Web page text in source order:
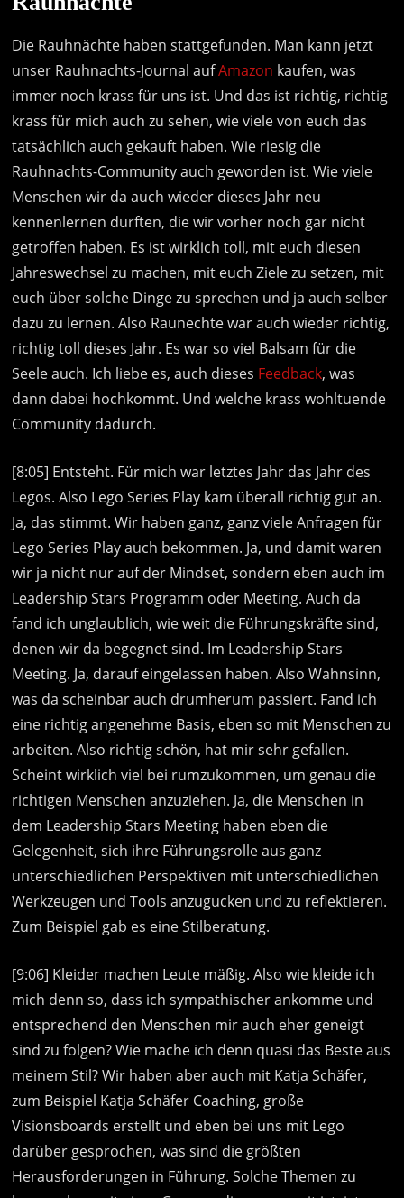
Die Rauhnächte haben stattgefunden. Man kann jetzt
unser Rauhnachts-Journal aufAmazon kaufen, was
immer noch krass für uns ist. Und das ist richtig, richtig
krass für mich auch zu sehen, wie viele von euch das
tatsächlich auch gekauft haben. Wie riesig die
Rauhnachts-Community auch geworden ist. Wie viele
Menschen wir da auch wieder dieses Jahr neu
kennenlernen durften, die wir vorher noch gar nicht
getroffen haben. Es ist wirklich toll, mit euch diesen
Jahreswechsel zu machen, mit euch Ziele zu setzen, mit
euch über solche Dinge zu sprechen und ja auch selber
dazu zu lernen. Also Raunechte war auch wieder richtig,
richtig toll dieses Jahr. Es war so viel Balsam für die
Seele auch. Ich liebe es, auch dieses Feedback, was
dann dabei hochkommt. Und welche krass wohltuende
Community dadurch.
[8:05] Entsteht. Für mich war letztes Jahr das Jahr des
Legos. Also Lego Series Play kam überall richtig gut an.
Ja, das stimmt. Wir haben ganz, ganz viele Anfragen für
Lego Series Play auch bekommen. Ja, und damit waren
wir ja nicht nur auf der Mindset, sondern eben auch im
Leadership Stars Programm oder Meeting. Auch da
fand ich unglaublich, wie weit die Führungskräfte sind,
denen wir da begegnet sind. Im Leadership Stars
Meeting. Ja, darauf eingelassen haben. Also Wahnsinn,
was da scheinbar auch drumherum passiert. Fand ich
eine richtig angenehme Basis, eben so mit Menschen zu
arbeiten. Also richtig schön, hat mir sehr gefallen.
Scheint wirklich viel bei rumzukommen, um genau die
richtigen Menschen anzuziehen. Ja, die Menschen in
dem Leadership Stars Meeting haben eben die
Gelegenheit, sich ihre Führungsrolle aus ganz
unterschiedlichen Perspektiven mit unterschiedlichen
Werkzeugen und Tools anzugucken und zu reflektieren.
Zum Beispiel gab es eine Stilberatung.
[9:06] Kleider machen Leute mäßig. Also wie kleide ich
mich denn so, dass ich sympathischer ankomme und
entsprechend den Menschen mir auch eher geneigt
sind zu folgen? Wie mache ich denn quasi das Beste aus
meinem Stil? Wir haben aber auch mit Katja Schäfer,
zum Beispiel Katja Schäfer Coaching, große
Visionsboards erstellt und eben bei uns mit Lego
darüber gesprochen, was sind die größten
Herausforderungen in Führung. Solche Themen zu